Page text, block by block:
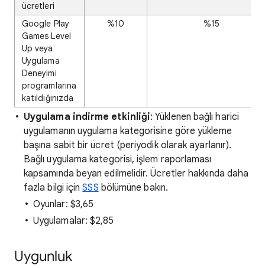
ücretleri
Google Play
Games Level
Up veya
Uygulama
Deneyimi
programlarına
katıldığınızda
%10 %15
Uygulama indirme etkinliği: Yüklenen bağlı harici
uygulamanın uygulama kategorisine göre yükleme
başına sabit bir ücret (periyodik olarak ayarlanır).
Bağlı uygulama kategorisi, işlem raporlaması
kapsamında beyan edilmelidir. Ücretler hakkında daha
fazla bilgi içinSSS bölümüne bakın.
Oyunlar: $3,65
Uygulamalar: $2,85
Uygunluk